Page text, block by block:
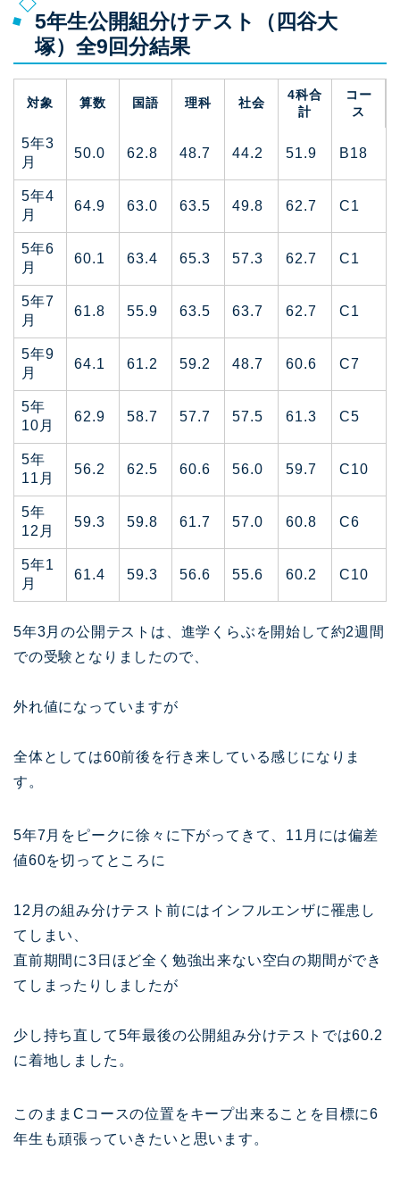
5年生公開組分けテスト（四谷大
塚）全9回分結果
対象 算数 国語 理科 社会
4科合
計
コー
ス
5年3
月
50.0 62.8 48.7 44.2 51.9 B18
5年4
月
64.9 63.0 63.5 49.8 62.7 C1
5年6
月
60.1 63.4 65.3 57.3 62.7 C1
5年7
月
61.8 55.9 63.5 63.7 62.7 C1
5年9
月
64.1 61.2 59.2 48.7 60.6 C7
5年
10月
62.9 58.7 57.7 57.5 61.3 C5
5年
11月
56.2 62.5 60.6 56.0 59.7 C10
5年
12月
59.3 59.8 61.7 57.0 60.8 C6
5年1
月
61.4 59.3 56.6 55.6 60.2 C10
5年3月の公開テストは、進学くらぶを開始して約2週間
での受験となりましたので、
外れ値になっていますが
全体としては60前後を行き来している感じになりま
す。
5年7月をピークに徐々に下がってきて、11月には偏差
値60を切ってところに
12月の組み分けテスト前にはインフルエンザに罹患し
てしまい、
直前期間に3日ほど全く勉強出来ない空白の期間ができ
てしまったりしましたが
少し持ち直して5年最後の公開組み分けテストでは60.2
に着地しました。
このままCコースの位置をキープ出来ることを目標に6
年生も頑張っていきたいと思います。